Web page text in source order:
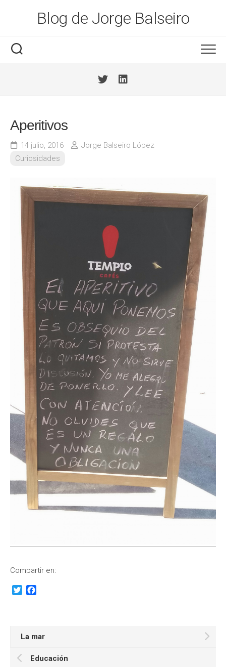
Blog de Jorge Balseiro
Aperitivos
14 julio, 2016
Jorge Balseiro López
Curiosidades
Compartir en:
Twitter
La mar
Educación